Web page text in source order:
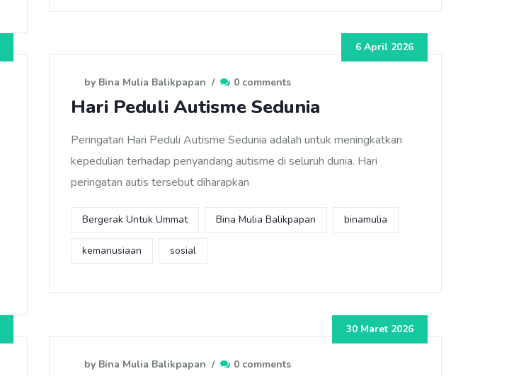
6 April 2026
by Bina Mulia Balikpapan / 0 comments
Hari Peduli Autisme Sedunia
Peringatan Hari Peduli Autisme Sedunia adalah untuk meningkatkan
kepedulian terhadap penyandang autisme di seluruh dunia. Hari
peringatan autis tersebut diharapkan
Bergerak Untuk Ummat Bina Mulia Balikpapan binamulia
kemanusiaan sosial
30 Maret 2026
by Bina Mulia Balikpapan / 0 comments